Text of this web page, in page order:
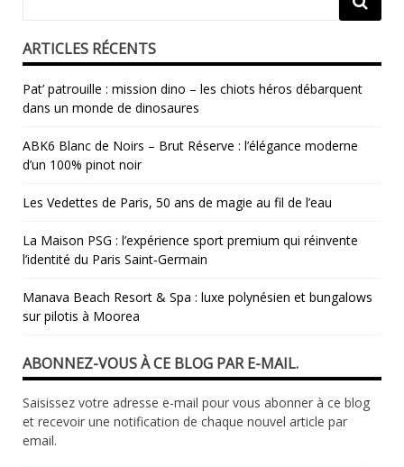
ARTICLES RÉCENTS
Pat’ patrouille : mission dino – les chiots héros débarquent
dans un monde de dinosaures
ABK6 Blanc de Noirs – Brut Réserve : l’élégance moderne
d’un 100% pinot noir
Les Vedettes de Paris, 50 ans de magie au fil de l’eau
La Maison PSG : l’expérience sport premium qui réinvente
l’identité du Paris Saint‑Germain
Manava Beach Resort & Spa : luxe polynésien et bungalows
sur pilotis à Moorea
ABONNEZ-VOUS À CE BLOG PAR E-MAIL.
Saisissez votre adresse e-mail pour vous abonner à ce blog
et recevoir une notification de chaque nouvel article par
email.